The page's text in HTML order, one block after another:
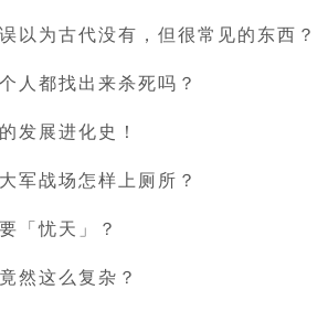
以为古代没有，但很常见的东西？
人都找出来杀死吗？
发展进化史！
军战场怎样上厕所？
「忧天」？
然这么复杂？